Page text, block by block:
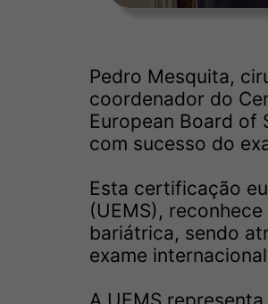
Pedro Mesquita,
coordenador do
European Board of
com sucesso do
Esta certificação
(UEMS),
bariátrica, sendo
exame